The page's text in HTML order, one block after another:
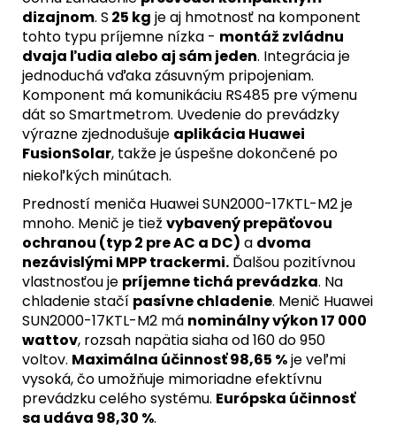
dizajnom. S 25 kg je aj hmotnosť na komponent
tohto typu príjemne nízka - montáž zvládnu
dvaja ľudia alebo aj sám jeden. Integrácia je
jednoduchá vďaka zásuvným pripojeniam.
Komponent má komunikáciu RS485 pre výmenu
dát so Smartmetrom. Uvedenie do prevádzky
výrazne zjednodušuje aplikácia Huawei
FusionSolar, takže je úspešne dokončené po
niekoľkých minútach.
Predností meniča Huawei SUN2000-17KTL-M2 je
mnoho. Menič je tiež vybavený prepäťovou
ochranou (typ 2 pre AC a DC) a dvoma
nezávislými MPP trackermi. Ďalšou pozitívnou
vlastnosťou je príjemne tichá prevádzka. Na
chladenie stačí pasívne chladenie. Menič Huawei
SUN2000-17KTL-M2 má nominálny výkon 17 000
wattov, rozsah napätia siaha od 160 do 950
voltov. Maximálna účinnosť 98,65 %je veľmi
vysoká, čo umožňuje mimoriadne efektívnu
prevádzku celého systému. Európska účinnosť
sa udáva 98,30 %.